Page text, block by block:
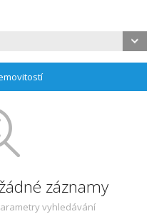
záznamy
vyhledávání